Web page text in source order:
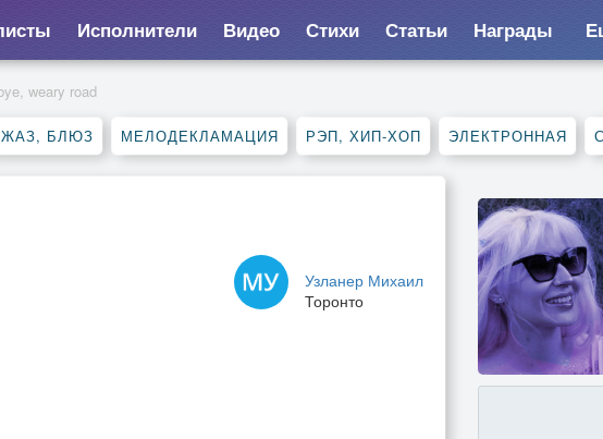
Исполнители Видео Стихи Статьи Награды
weary road
БЛЮЗ МЕЛОДЕКЛАМАЦИЯ РЭП, ХИП-ХОП ЭЛЕКТРОННАЯ
Узланер Михаил
Торонто